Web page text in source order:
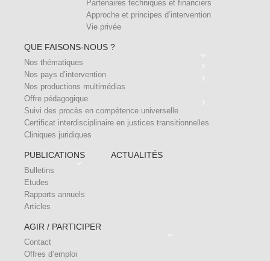
Partenaires techniques et financiers
Approche et principes d’intervention
Vie privée
QUE FAISONS-NOUS ?
Nos thématiques
Nos pays d’intervention
Nos productions multimédias
Offre pédagogique
Suivi des procès en compétence universelle
Certificat interdisciplinaire en justices transitionnelles
Cliniques juridiques
PUBLICATIONS
Bulletins
Etudes
Rapports annuels
Articles
ACTUALITÉS
AGIR / PARTICIPER
Contact
Offres d’emploi